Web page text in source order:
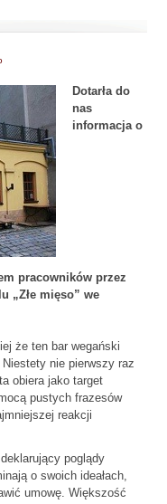
Dotarła do
nas
informacja o
pracowników przez
„Złe mięso” we
że ten bar wegański
nie pierwszy raz
obiera jako target
pustych frazesów
reakcji
poglądy
o swoich ideałach,
umowę. Większość